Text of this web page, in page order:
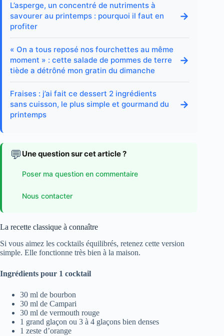
L’asperge, un concentré de nutriments à
savourer au printemps : pourquoi il faut en
profiter
→
« On a tous reposé nos fourchettes au même
moment » : cette salade de pommes de terre
tiède a détrôné mon gratin du dimanche
→
Fraises : j’ai fait ce dessert 2 ingrédients
sans cuisson, le plus simple et gourmand du
printemps
→
💬 Une question sur cet article ?
Poser ma question en commentaire
Nous contacter
La recette classique à connaître
Si vous aimez les cocktails équilibrés, retenez cette version
simple. Elle fonctionne très bien à la maison.
Ingrédients pour 1 cocktail
30 ml de bourbon
30 ml de Campari
30 ml de vermouth rouge
1 grand glaçon ou 3 à 4 glaçons bien denses
1 zeste d’orange